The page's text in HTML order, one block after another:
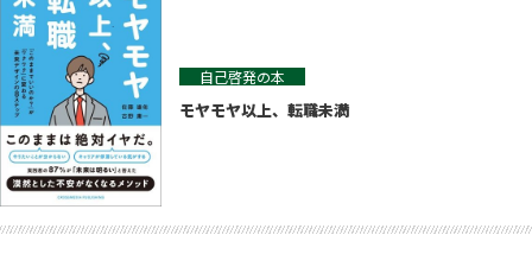
自己啓発の本
モヤモヤ以上、転職未満